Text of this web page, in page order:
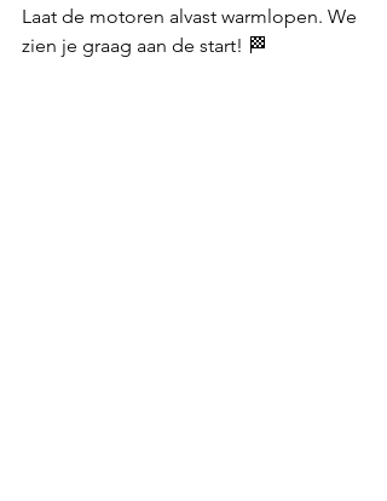
Laat de motoren alvast warmlopen. We
zien je graag aan de start! 🏁